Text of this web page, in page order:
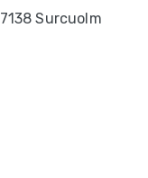
Surcuolm